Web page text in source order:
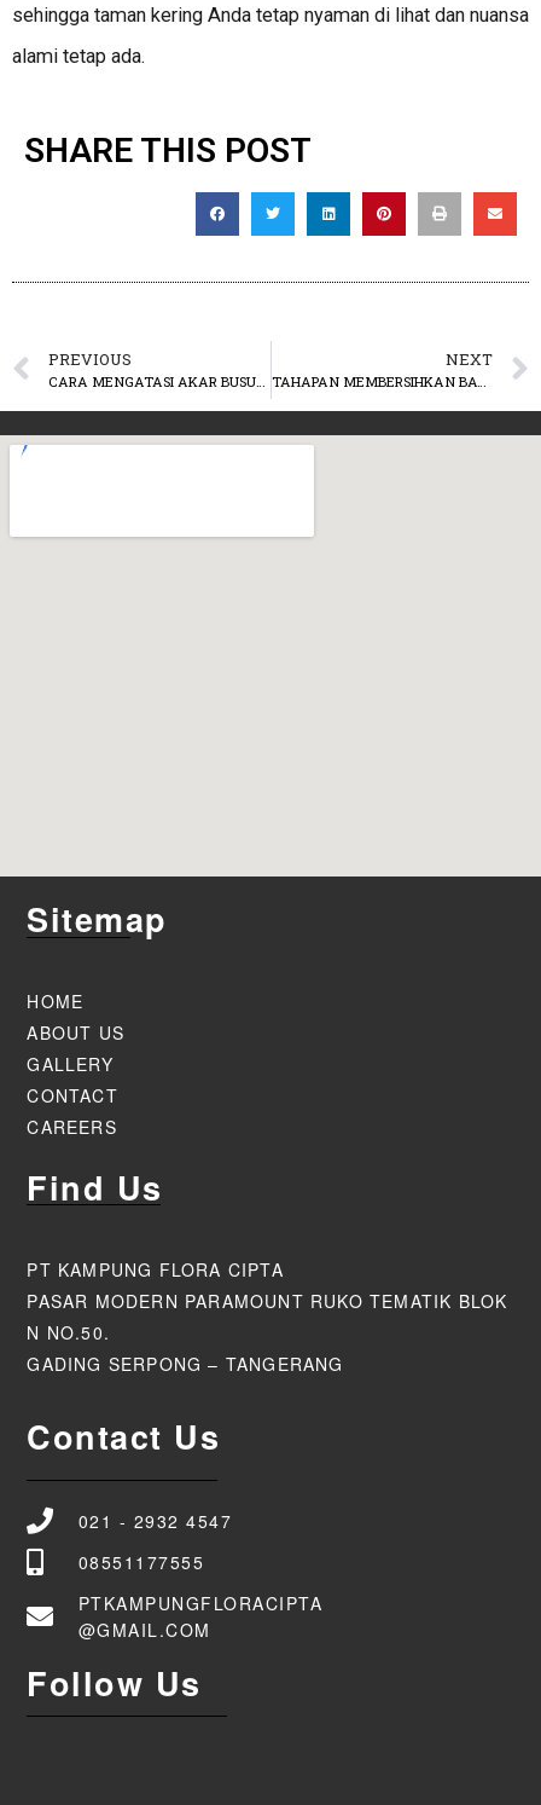
sehingga taman kering Anda tetap nyaman di lihat dan nuansa
alami tetap ada.
SHARE THIS POST
PREVIOUS NEXT
TAHAPAN MEMBERSIHKAN BATU CORAL UNTUK TAMAN YANG BERSIH
Sitemap
HOME
ABOUT US
GALLERY
CONTACT
CAREERS
Find Us
PT KAMPUNG FLORA CIPTA
PASAR MODERN PARAMOUNT RUKO TEMATIK BLOK
N NO.50.
GADING SERPONG – TANGERANG
Contact Us
021 - 2932 4547
08551177555
PTKAMPUNGFLORACIPTA
@GMAIL.COM
Follow Us